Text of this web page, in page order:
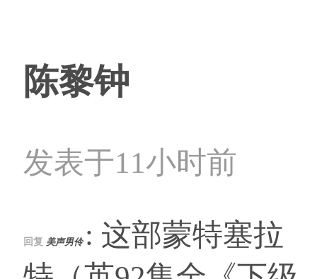
陈黎钟
发表于11小时前
回复 美声男伶 : 这部蒙特塞拉